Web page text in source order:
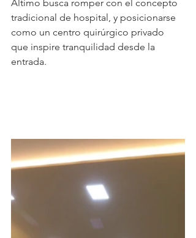
Altimo busca romper con el concepto
tradicional de hospital, y posicionarse
como un centro quirúrgico privado
que inspire tranquilidad desde la
entrada.